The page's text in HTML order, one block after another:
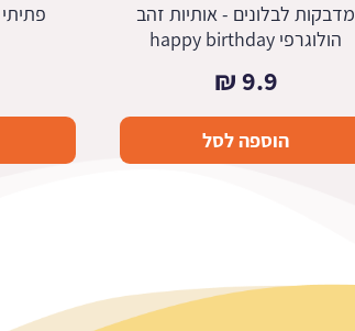
מדבקות לבלונים - אותיות זהב
הולוגרפי happy birthday
9.9
₪
הוספה לסל